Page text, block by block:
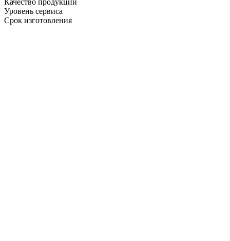
Уровень сервиса
Срок изготовления